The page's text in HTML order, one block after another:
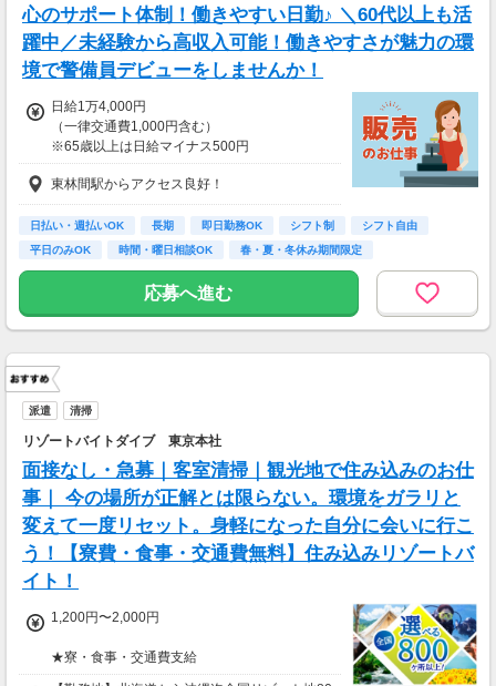
心のサポート体制！働きやすい日勤♪ ＼60代以上も活
躍中／未経験から高収入可能！働きやすさが魅力の環
境で警備員デビューをしませんか！
日給1万4,000円
（一律交通費1,000円含む）
※65歳以上は日給マイナス500円
※70歳以上は日給マイナス2,000円
---
■交通誘導2級以上の資格をお持ちの方は
日給1万4,000円
※65歳以上は日給マイナス500円
※70歳以上は日給マイナス1,000円
★交通誘導2級（以上）として従事した場合
---
■65歳～69歳迄では他の年代と同じ現場でも
安全面・体力面の考慮により比較的低負荷の業
70歳以降では低負荷業務や季節により
相談の上短時間勤務をすることもあるため
給与が上記になる場合がございます。
＜月収例＞
月収28万円可能
（日給1万4,000円×月20日勤務）
東林間駅からアクセス良好！
日払い・週払いOK 長期 即日勤務OK シフト制
シフト自由
平日のみOK
時間・曜日相談OK
春・夏・冬休み期間限定
副業・ＷワークOK
応募へ進む
派遣 清掃
リゾートバイトダイブ 東京本社
面接なし・急募｜客室清掃｜観光地で住み込みのお仕
事｜ 今の場所が正解とは限らない。環境をガラリと
変えて一度リセット。身軽になった自分に会いに行こ
う！【寮費・食事・交通費無料】住み込みリゾートバ
イト！
1,200円〜2,000円
★寮・食事・交通費支給
住み込みのお仕事のため、以下の補助がありま